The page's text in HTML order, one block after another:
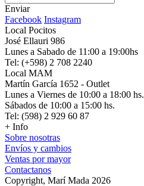
Enviar
Facebook Instagram
Local Pocitos
José Ellauri 986
Lunes a Sabado de 11:00 a 19:00hs
Tel: (+598) 2 708 2240
Local MAM
Martín García 1652 - Outlet
Lunes a Viernes de 10:00 a 18:00 hs.
Sábados de 10:00 a 15:00 hs.
Tel: (598) 2 929 60 87
+ Info
Sobre nosotras
Envíos y cambios
Ventas por mayor
Contactanos
Copyright, Marí Mada 2026